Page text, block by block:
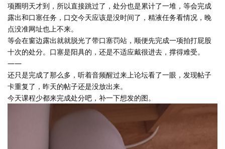
项圈明天才到，所以直接跳过了，处分也是累计了一堆，等会完成
露出和口塞任务，口交今天应该是没时间了，精液任务看情况，晚
点没准网址也上不来。
等会在窗边露出就就脱光了带口塞罚站，顺便先完成一项拍打屁股
十次的处分。口塞是阳具的，还是不适应戴很进去，撑得难受。
——
还只是完成了那么多，听着音频醒过来上论坛看了一眼，发现帖子
卡重复了，昨天的帖子还是没放出来。
今天课程少都来完成处分吧，补一下想发的图。